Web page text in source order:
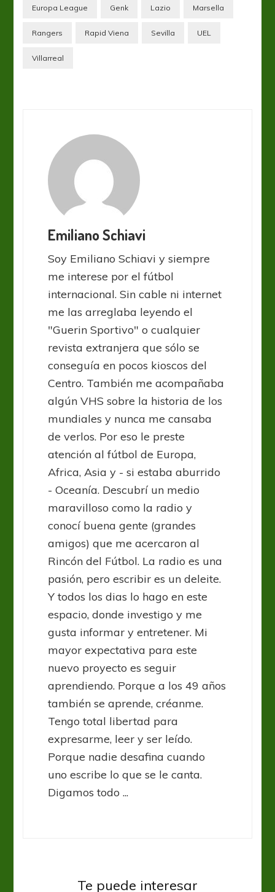
Europa League Genk Lazio Marsella
Rangers Rapid Viena Sevilla UEL
Villarreal
Emiliano Schiavi
Soy Emiliano Schiavi y siempre
me interese por el fútbol
internacional. Sin cable ni internet
me las arreglaba leyendo el
"Guerin Sportivo" o cualquier
revista extranjera que sólo se
conseguía en pocos kioscos del
Centro. También me acompañaba
algún VHS sobre la historia de los
mundiales y nunca me cansaba
de verlos. Por eso le preste
atención al fútbol de Europa,
Africa, Asia y - si estaba aburrido
- Oceanía. Descubrí un medio
maravilloso como la radio y
conocí buena gente (grandes
amigos) que me acercaron al
Rincón del Fútbol. La radio es una
pasión, pero escribir es un deleite.
Y todos los dias lo hago en este
espacio, donde investigo y me
gusta informar y entretener. Mi
mayor expectativa para este
nuevo proyecto es seguir
aprendiendo. Porque a los 49 años
también se aprende, créanme.
Tengo total libertad para
expresarme, leer y ser leído.
Porque nadie desafina cuando
uno escribe lo que se le canta.
Digamos todo ...
Te puede interesar